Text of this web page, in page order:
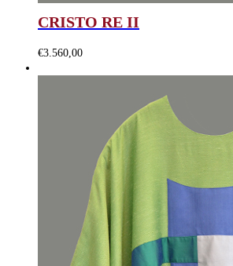
CRISTO RE II
€3.560,00